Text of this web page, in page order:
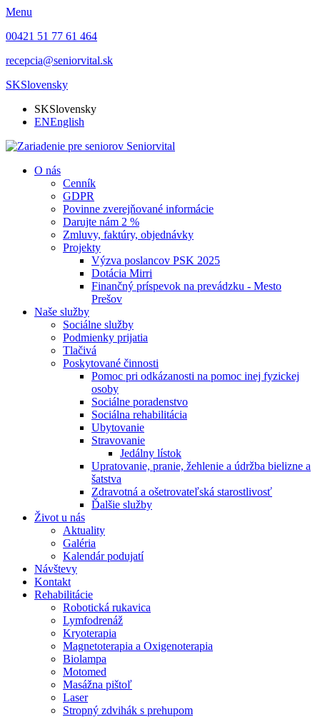
Menu
00421 51 77 61 464
recepcia@seniorvital.sk
SKSlovensky
SKSlovensky
ENEnglish
O nás
Cenník
GDPR
Povinne zverejňované informácie
Darujte nám 2 %
Zmluvy, faktúry, objednávky
Projekty
Výzva poslancov PSK 2025
Dotácia Mirri
Finančný príspevok na prevádzku - Mesto
Prešov
Naše služby
Sociálne služby
Podmienky prijatia
Tlačivá
Poskytované činnosti
Pomoc pri odkázanosti na pomoc inej fyzickej
osoby
Sociálne poradenstvo
Sociálna rehabilitácia
Ubytovanie
Stravovanie
Jedálny lístok
Upratovanie, pranie, žehlenie a údržba bielizne a
šatstva
Zdravotná a ošetrovateľská starostlivosť
Ďalšie služby
Život u nás
Aktuality
Galéria
Kalendár podujatí
Návštevy
Kontakt
Rehabilitácie
Robotická rukavica
Lymfodrenáž
Kryoterapia
Magnetoterapia a Oxigenoterapia
Biolampa
Motomed
Masážna pištoľ
Laser
Stropný zdvihák s prehupom